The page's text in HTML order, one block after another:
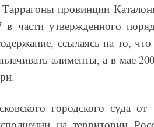
провинции
в части утвержденного
ссылаясь на то,
алименты, а в мае
городского суда